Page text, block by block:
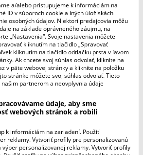
a/alebo pristupujeme k informáciám na
ID v súboroch cookie a iných úložiskách
osobných údajov. Niektorí predajcovia môžu
na základe oprávneného záujmu, na
„Nastavenia“. Svoje nastavenia môžete
kliknutím na tlačidlo „Spravovať
kliknutím na tlačidlo odtlačku prsta v ľavom
Ak chcete svoj súhlas odvolať, kliknite na
v päte webovej stránky a kliknite na položku
stránke môžete svoj súhlas odvolať. Tieto
partnerom a neovplyvnia údaje
údaje, aby sme
webových stránok a robili
k informáciám na zariadení. Použiť
reklamy. Vytvoriť profily pre personalizovanú
výber personalizovanej reklamy. Vytvoriť profily
Spomalenie
12,90 Pôvodná
cena
bola:
€.
3,90€Aktuálna
cena
je:
€.